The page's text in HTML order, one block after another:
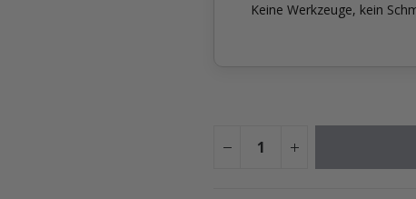
Keine Werkzeuge, kein